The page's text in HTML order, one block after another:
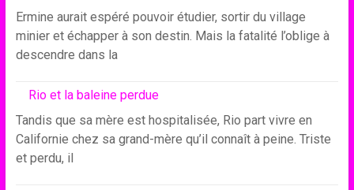
Ermine aurait espéré pouvoir étudier, sortir du village
minier et échapper à son destin. Mais la fatalité l’oblige à
descendre dans la
Rio et la baleine perdue
Tandis que sa mère est hospitalisée, Rio part vivre en
Californie chez sa grand-mère qu’il connaît à peine. Triste
et perdu, il